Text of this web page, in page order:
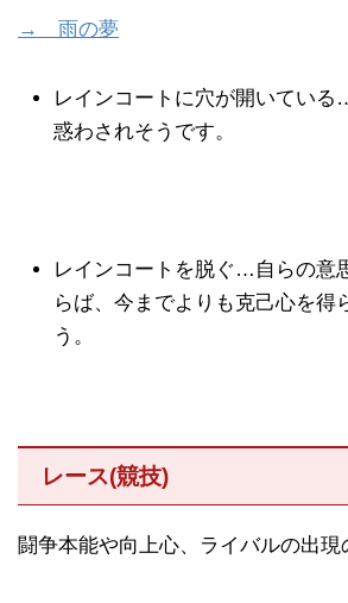
→ 雨の夢
レインコートに穴が開いてい
惑わされそうです。
レインコートを脱ぐ…自らの意
らば、今までよりも克己心を得
う。
レース(競技)
闘争本能や向上心、ライバルの出現